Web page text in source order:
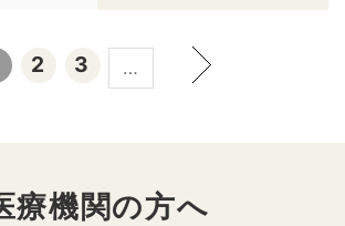
2 3 …
療機関の方へ